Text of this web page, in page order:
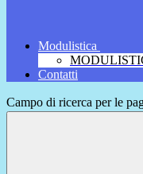
Modulistica
Contatti
Campo di ricerca per le